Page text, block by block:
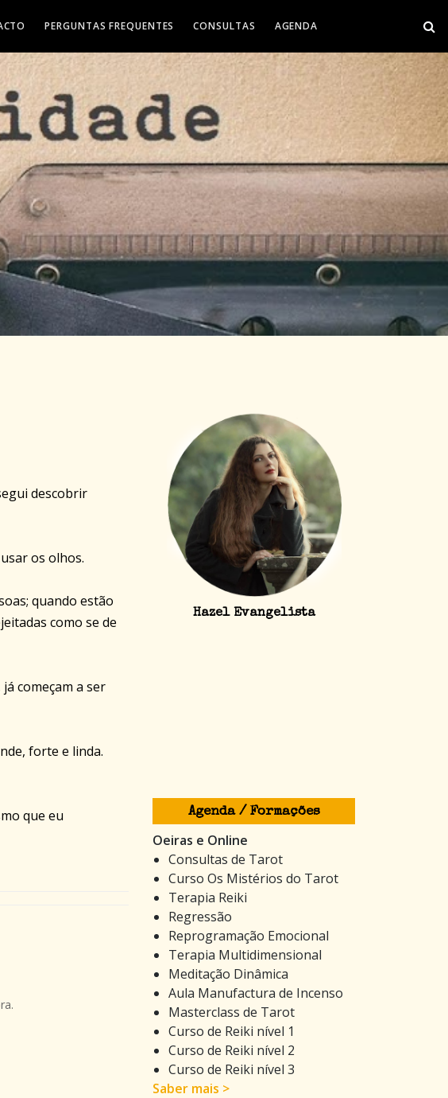
PERGUNTAS FREQUENTES CONSULTAS AGENDA
descobrir
os olhos.
quando estão
como se de
começam a ser
forte e linda.
que eu
Hazel Evangelista
Agenda / Formações
Oeiras e Online
Consultas de Tarot
Curso Os Mistérios do Tarot
Terapia Reiki
Regressão
Reprogramação Emocional
Terapia Multidimensional
Meditação Dinâmica
Aula Manufactura de Incenso
Masterclass de Tarot
Curso de Reiki nível 1
Curso de Reiki nível 2
Curso de Reiki nível 3
Saber mais >